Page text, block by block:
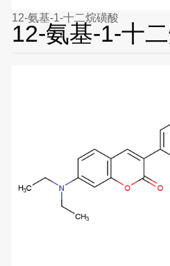
12-氨基-1-十二烷磺酸
12-氨基-1-十